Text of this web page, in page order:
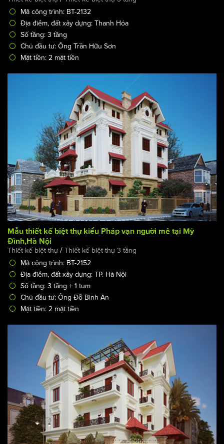
Mã công trình: BT-2132
Địa điểm, đất xây dựng: Thanh Hóa
Số tầng: 3 tầng
Chủ đầu tư: Ông Trần Hữu Sơn
Mặt tiền: 2 mặt tiền
Mẫu thiết kế biệt thự kiểu Pháp vạn người mê tại Mỹ
Đình,Hà Nội
Thiết kế biệt thự / Thiết kế biệt thự 3 tầng
Mã công trình: BT-2152
Địa điểm, đất xây dựng: TP. Hà Nội
Số tầng: 3 tầng + 1 tum
Chủ đầu tư: Ông Đỗ Bình An
Mặt tiền: 2 mặt tiền